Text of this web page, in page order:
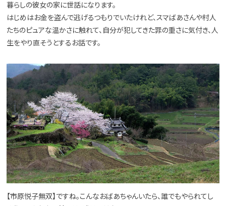
暮らしの彼女の家に世話になります。
はじめはお金を盗んで逃げるつもりでいたけれど、スマばあさんや村人
たちのピュアな温かさに触れて、自分が犯してきた罪の重さに気付き、人
生をやり直そうとするお話です。
【市原悦子無双】ですね。こんなおばあちゃんいたら、誰でもやられてし